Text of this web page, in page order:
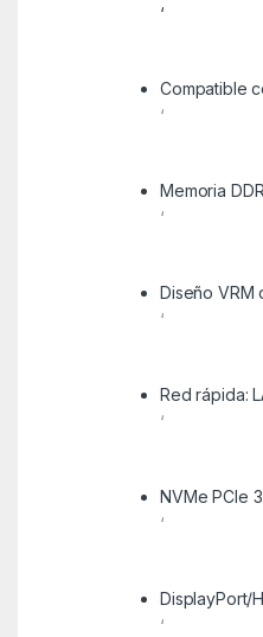
‘
Compatible
‘
Memoria
‘
Diseño VRM
‘
Red rápida:
‘
NVMe PCIe
‘
DisplayPort/
‘